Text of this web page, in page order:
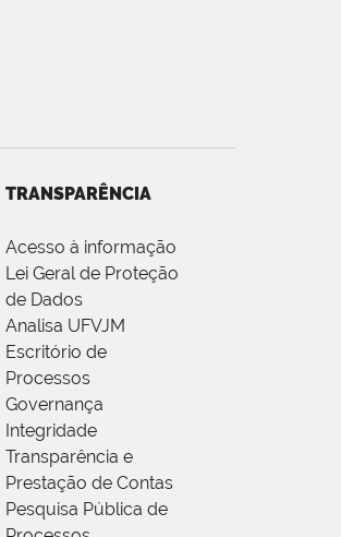
TRANSPARÊNCIA
Acesso à informação
Lei Geral de Proteção
de Dados
Analisa UFVJM
Escritório de
Processos
Governança
Integridade
Transparência e
Prestação de Contas
Pesquisa Pública de